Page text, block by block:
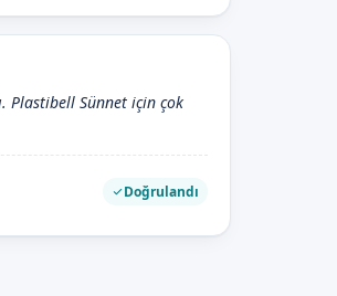
Plastibell Sünnet için çok
Doğrulandı